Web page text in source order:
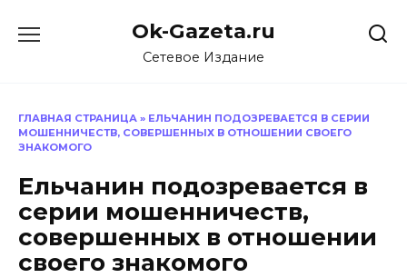
Ok-Gazeta.ru
Сетевое Издание
ГЛАВНАЯ СТРАНИЦА » ЕЛЬЧАНИН ПОДОЗРЕВАЕТСЯ В СЕРИИ
МОШЕННИЧЕСТВ, СОВЕРШЕННЫХ В ОТНОШЕНИИ СВОЕГО
ЗНАКОМОГО
Ельчанин подозревается в
серии мошенничеств,
совершенных в отношении
своего знакомого